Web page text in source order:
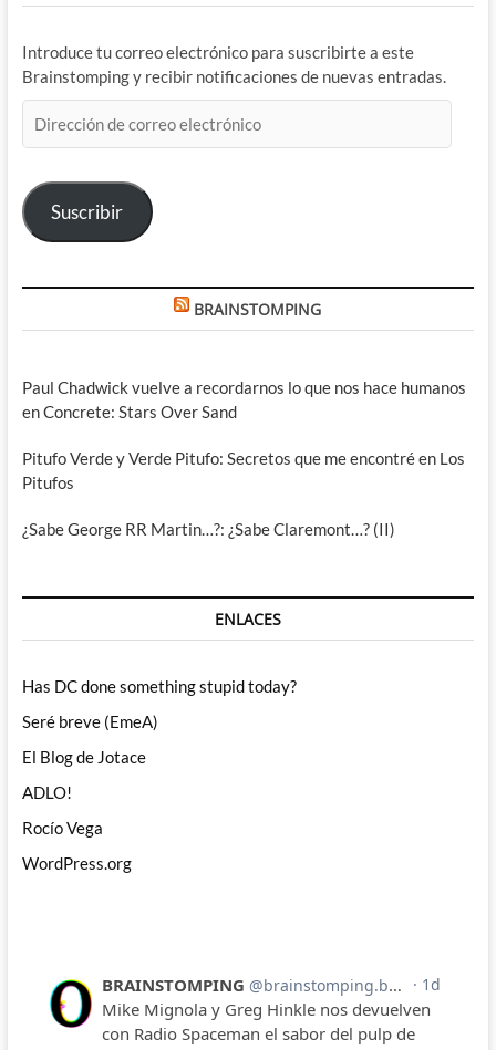
Introduce tu correo electrónico para suscribirte a este
Brainstomping y recibir notificaciones de nuevas entradas.
de
electrónico
Suscribir
BRAINSTOMPING
Paul Chadwick vuelve a recordarnos lo que nos hace humanos
en Concrete: Stars Over Sand
Pitufo Verde y Verde Pitufo: Secretos que me encontré en Los
Pitufos
¿Sabe George RR Martin…?: ¿Sabe Claremont…? (II)
ENLACES
Has DC done something stupid today?
Seré breve (EmeA)
El Blog de Jotace
ADLO!
Rocío Vega
WordPress.org